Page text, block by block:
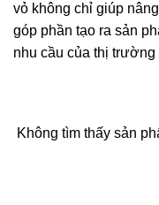
vỏ không chỉ giúp
góp phần tạo ra sản
nhu cầu của thị trường
Không tìm thấy sản